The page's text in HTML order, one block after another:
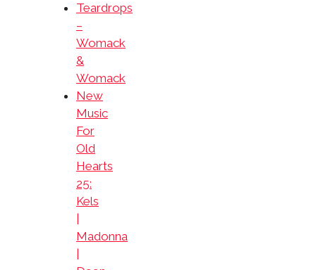
Teardrops
–
Womack
&
Womack
New
Music
For
Old
Hearts
25:
Kels
Madonna